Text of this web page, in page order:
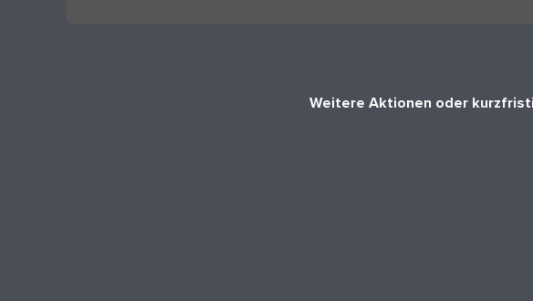
Weitere Aktionen oder